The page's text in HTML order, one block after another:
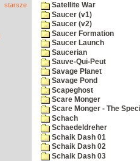
starsze
Satellite War
Saucer (v1)
Saucer (v2)
Saucer Formation
Saucer Launch
Saucerian
Sauve-Qui-Peut
Savage Planet
Savage Pond
Scapeghost
Scare Monger
Scare Monger - The
Schach
Schaedeldreher
Schaik Dash 01
Schaik Dash 02
Schaik Dash 03